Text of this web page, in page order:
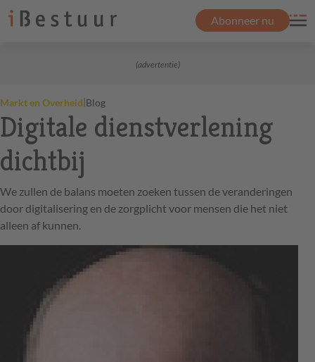
Abonneer nu
(advertentie)
Markt en Overheid|Blog
Digitale dienstverlening
dichtbij
We zullen de balans moeten zoeken tussen de veranderingen
door digitalisering en de zorgplicht voor mensen die het niet
alleen af kunnen.